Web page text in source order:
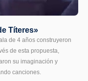
Títeres»
de 4 años construyeron
de esta propuesta,
su imaginación y
canciones.